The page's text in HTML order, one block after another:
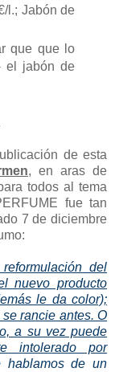
l.; Jabón de
que que lo
el jabón de
de esta
, en aras de
todos al tema
fue tan
7 de diciembre
del
nuevo producto
le da color);
se rancie antes. O
a su vez puede
intolerado por
hablamos de un